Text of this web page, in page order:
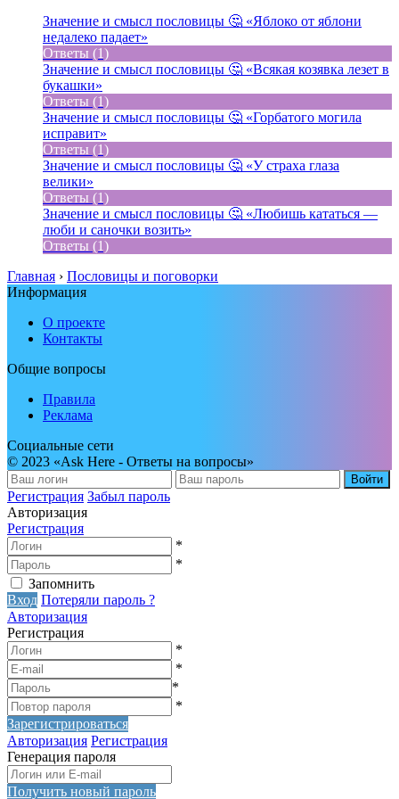
Значение и смысл пословицы 🤔 «Яблоко от яблони
недалеко падает»
Ответы (1)
Значение и смысл пословицы 🤔 «Всякая козявка лезет в
букашки»
Ответы (1)
Значение и смысл пословицы 🤔 «Горбатого могила
исправит»
Ответы (1)
Значение и смысл пословицы 🤔 «У страха глаза
велики»
Ответы (1)
Значение и смысл пословицы 🤔 «Любишь кататься —
люби и саночки возить»
Ответы (1)
Главная › Пословицы и поговорки
Информация
О проекте
Контакты
Общие вопросы
Правила
Реклама
Социальные сети
© 2023 «Ask Here - Ответы на вопросы»
Войти
Регистрация Забыл пароль
Авторизация
Регистрация
*
*
Запомнить
Вход Потеряли пароль ?
Авторизация
Регистрация
*
*
*
*
Зарегистрироваться
Авторизация Регистрация
Генерация пароля
Получить новый пароль